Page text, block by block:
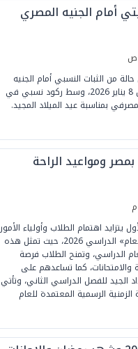
أمام الجنيه المصري
من الثبات النسبي أمام الجنيه
المصري في تعاملات اليوم الخميس 8 يناير 2026، وسط ركود نسبي في
بمناسبة عيد الميلاد المجيد.
إجازة منتصف العام 2026 بمصر ومواعيد الراحة
يتزايد اهتمام الطلاب وأولياء الأمور
بالبحث عن تفاصيل «إجازة منتصف العام» الدراسي 2026، حيث تمثل هذه
الدراسي، وتمنح الطلاب فرصة
كما تساعدهم على
الجيد للفصل الدراسي الثاني، وتأتي
الرسمية المعتمدة للعام